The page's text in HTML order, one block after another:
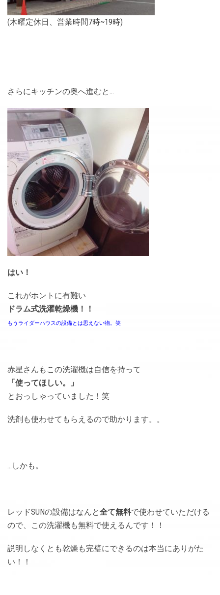
(木曜定休日、営業時間7時~19時)
さらにキッチンの奥へ進むと…
はい！
これがホントに有難い
ドラム式洗濯乾燥機！！
もうライダーハウスの設備とは思えない物。笑
赤星さんもこの洗濯機は自信を持って
「使ってほしい。」
とおっしゃっていました！笑
洗剤も使わせてもらえるので助かります。。
…しかも。
レッドSUNの設備はなんと全て無料で使わせていただける
ので、この洗濯機も無料で使えるんです！！
説明しなくとも乾燥も完璧にできるのは本当にありがた
い！！